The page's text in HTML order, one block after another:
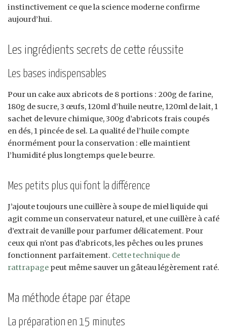
instinctivement ce que la science moderne confirme
aujourd’hui.
Les ingrédients secrets de cette réussite
Les bases indispensables
Pour un cake aux abricots de 8 portions : 200g de farine,
180g de sucre, 3 œufs, 120ml d’huile neutre, 120ml de lait, 1
sachet de levure chimique, 300g d’abricots frais coupés
en dés, 1 pincée de sel. La qualité de l’huile compte
énormément pour la conservation : elle maintient
l’humidité plus longtemps que le beurre.
Mes petits plus qui font la différence
J’ajoute toujours une cuillère à soupe de miel liquide qui
agit comme un conservateur naturel, et une cuillère à café
d’extrait de vanille pour parfumer délicatement. Pour
ceux qui n’ont pas d’abricots, les pêches ou les prunes
fonctionnent parfaitement. Cette technique de
rattrapage peut même sauver un gâteau légèrement raté.
Ma méthode étape par étape
La préparation en 15 minutes